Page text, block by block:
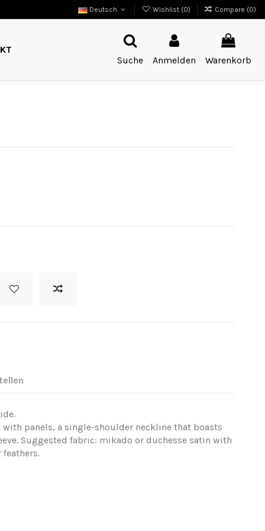
Deutsch Wishlist (0) Compare (0)
Suche
Anmelden Warenkorb
panels, a single-shoulder neckline that boasts
Suggested fabric: mikado or duchesse satin with